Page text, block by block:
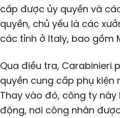
cấp được ủy quyền và
quyền, chủ yếu là các
các tỉnh ở Italy, bao gồm
Qua điều tra, Carabinieri
quyền cung cấp phụ kiện
Thay vào đó, công ty
động, nơi công nhân